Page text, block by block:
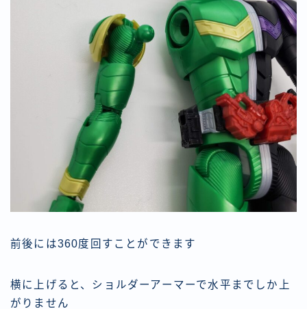
前後には360度回すことができます
横に上げると、ショルダーアーマーで水平までしか上
がりません